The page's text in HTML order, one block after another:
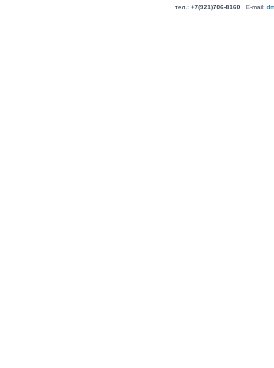
тел.: +7(921)706-8160E-mail: